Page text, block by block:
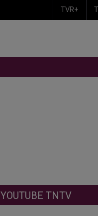
TVR+
YOUTUBE TNTV